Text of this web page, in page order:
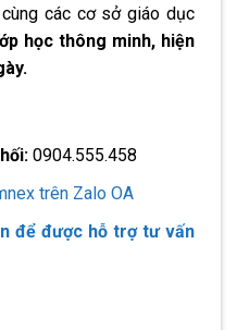
các cơ sở giáo dục
học thông minh, hiện
0904.555.458
trên Zalo OA
để được hỗ trợ tư vấn